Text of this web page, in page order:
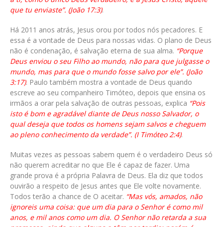
que tu enviaste”. (João 17:3).
Há 2011 anos atrás, Jesus orou por todos nós pecadores. E
essa é a vontade de Deus para nossas vidas. O plano de Deus
não é condenação, é salvação eterna de sua alma. “Porque
Deus enviou o seu Filho ao mundo, não para que julgasse o
mundo, mas para que o mundo fosse salvo por ele”. (João
3:17). Paulo também mostra a vontade de Deus quando
escreve ao seu companheiro Timóteo, depois que ensina os
irmãos a orar pela salvação de outras pessoas, explica “Pois
isto é bom e agradável diante de Deus nosso Salvador, o
qual deseja que todos os homens sejam salvos e cheguem
ao pleno conhecimento da verdade”. (I Timóteo 2:4).
Muitas vezes as pessoas sabem quem é o verdadeiro Deus só
não querem acreditar no que Ele é capaz de fazer. Uma
grande prova é a própria Palavra de Deus. Ela diz que todos
ouvirão a respeito de Jesus antes que Ele volte novamente.
Todos terão a chance de O aceitar. “Mas vós, amados, não
ignoreis uma coisa: que um dia para o Senhor é como mil
anos, e mil anos como um dia. O Senhor não retarda a sua